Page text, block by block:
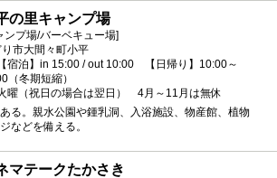
の里キャンプ場
ンプ場/バーベキュー場]
市大間々町小平
【宿泊】in 15:00 / out 10:00 【日帰り】10:00～
（冬期短縮）
曜（祝日の場合は翌日） 4月～11月は無休
る。親水公園や鍾乳洞、入浴施設、物産館、植物
などを備える。
マテークたかさき